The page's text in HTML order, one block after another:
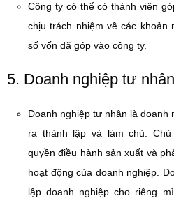
Công ty có thể có thành viên
chịu trách nhiệm về các
số vốn đã góp vào công ty.
5. Doanh nghiệp tư nhân
Doanh nghiệp tư nhân là doanh
ra thành lập và làm chủ.
quyền điều hành sản xuất và
hoạt động của doanh nghiệp.
lập doanh nghiệp cho riêng